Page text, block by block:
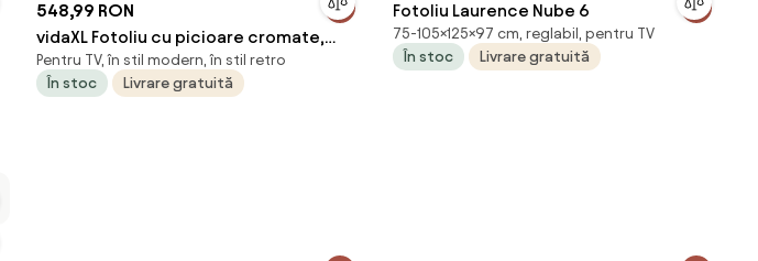
548,99 RON
vidaXL Fotoliu cu picioare cromate,
negru, piele ecologică
Pentru TV, în stil modern, în stil retro
În stoc
Livrare gratuită
Fotoliu Laurence Nube 6
75-105×125×97 cm, reglabil, pentru TV
În stoc
Livrare gratuită